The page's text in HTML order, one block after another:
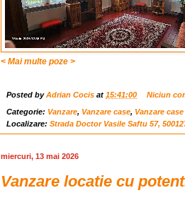
< Mai multe poze >
Posted byAdrian Cocis at 15:41:00 Niciun
Categorie: Vanzare, Vanzare case, Vanzare
Localizare: Strada Doctor Vasile Saftu 57,
miercuri, 13 mai 2026
Vanzare locatie cu